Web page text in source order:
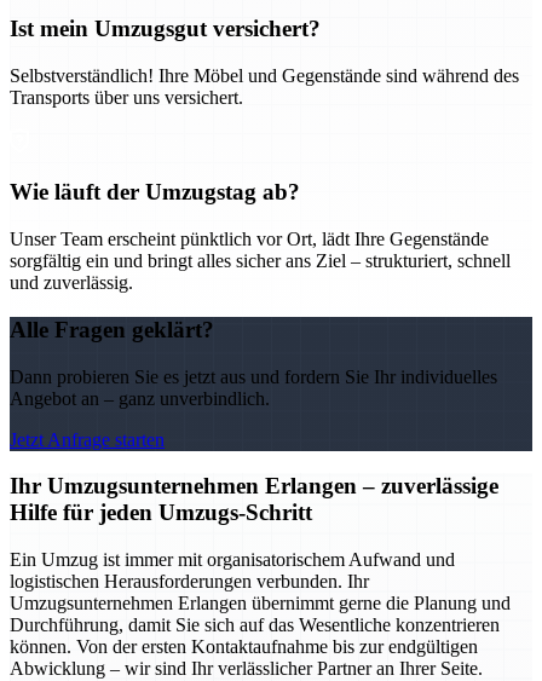
Ist mein Umzugsgut versichert?
Selbstverständlich! Ihre Möbel und Gegenstände sind während des
Transports über uns versichert.
Wie läuft der Umzugstag ab?
Unser Team erscheint pünktlich vor Ort, lädt Ihre Gegenstände
sorgfältig ein und bringt alles sicher ans Ziel – strukturiert, schnell
und zuverlässig.
Alle Fragen geklärt?
Dann probieren Sie es jetzt aus und fordern Sie Ihr individuelles
Angebot an – ganz unverbindlich.
Jetzt Anfrage starten
Ihr Umzugsunternehmen Erlangen – zuverlässige
Hilfe für jeden Umzugs-Schritt
Ein Umzug ist immer mit organisatorischem Aufwand und
logistischen Herausforderungen verbunden. Ihr
Umzugsunternehmen Erlangen übernimmt gerne die Planung und
Durchführung, damit Sie sich auf das Wesentliche konzentrieren
können. Von der ersten Kontaktaufnahme bis zur endgültigen
Abwicklung – wir sind Ihr verlässlicher Partner an Ihrer Seite.